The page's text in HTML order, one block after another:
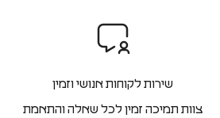
שירות לקוחות אנושי וזמין
צוות תמיכה זמין לכל שאלה והתאמת